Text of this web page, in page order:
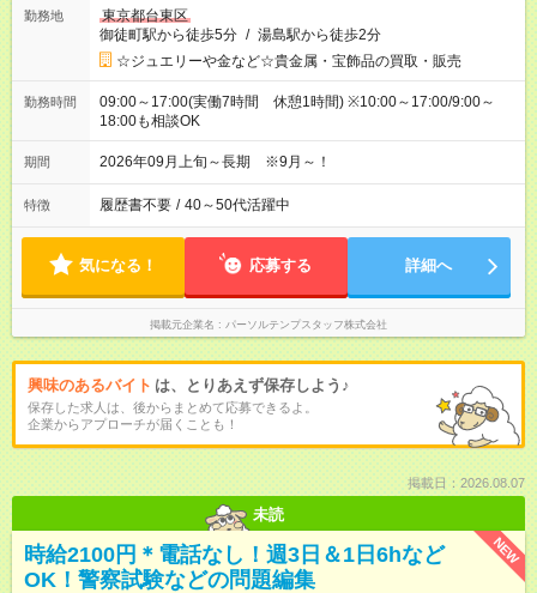
勤務地
東京都台東区
御徒町駅から徒歩5分 / 湯島駅から徒歩2分
☆ジュエリーや金など☆貴金属・宝飾品の買取・販売
勤務時間
09:00～17:00(実働7時間 休憩1時間) ※10:00～17:00/9:00～
18:00も相談OK
期間 2026年09月上旬～長期 ※9月～！
特徴 履歴書不要 / 40～50代活躍中
気になる！ 応募する 詳細へ
掲載元企業名 パーソルテンプスタッフ株式会社
興味のあるバイト は、とりあえず保存しよう♪
保存した求人は、後からまとめて応募できるよ。
企業からアプローチが届くことも！
掲載日：2026.08.07
未読
NEW
時給2100円＊電話なし！週3日＆1日6hなど
OK！警察試験などの問題編集